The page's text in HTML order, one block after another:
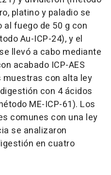
platino y paladio se
fuego de 50 g con
Au-ICP-24), y el
llevó a cabo mediante
acabado ICP-AES
muestras con alta ley
con 4 ácidos
ME-ICP-61). Los
comunes con una ley
se analizaron
en cuatro